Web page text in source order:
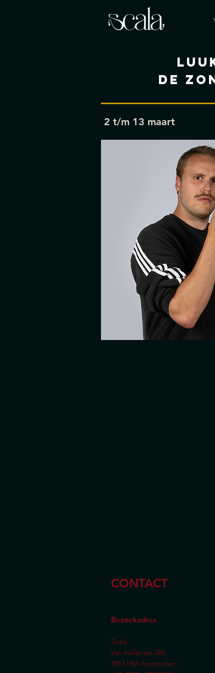
DE
2 t/m 13 maart
CONTACT
Bezoekadres
Scala
Van Hallstraat 286
1051 HM Amsterdam